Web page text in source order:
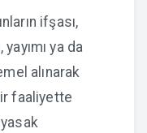
ifşası,
yayımı ya da
alınarak
faaliyette